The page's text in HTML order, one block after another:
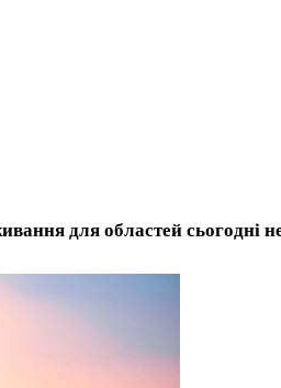
для областей сьогодні